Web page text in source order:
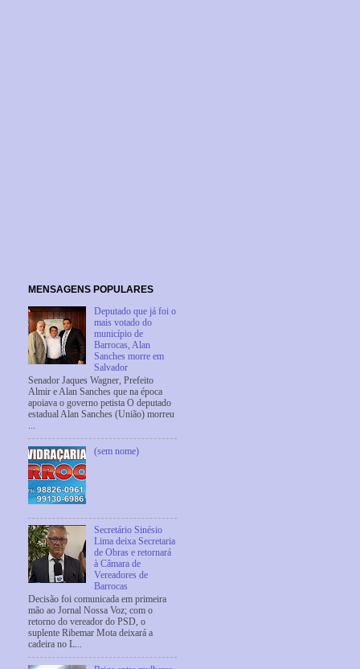
MENSAGENS POPULARES
Deputado que já foi o
mais votado do
município de
Barrocas, Alan
Sanches morre em
Salvador
Senador Jaques Wagner, Prefeito
Almir e Alan Sanches que na época
apoiava o governo petista O deputado
estadual Alan Sanches (União) morreu
...
(sem nome)
Secretário Sinésio
Lima deixa Secretaria
de Obras e retornará
à Câmara de
Vereadores de
Barrocas
Decisão foi comunicada em primeira
mão ao Jornal Nossa Voz; com o
retorno do vereador do PSD, o
suplente Ribemar Mota deixará a
cadeira no L...